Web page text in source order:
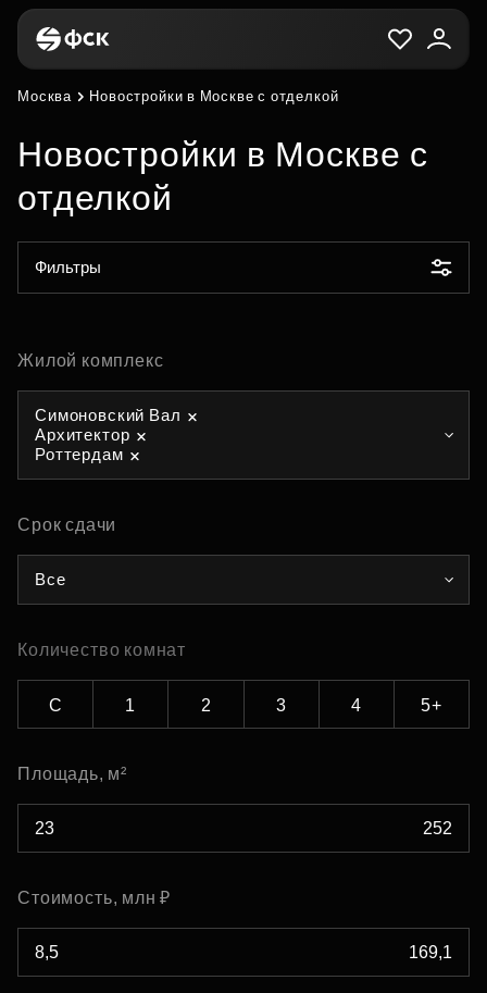
Москва Новостройки в Москве с отделкой
Новостройки в Москве с
отделкой
Фильтры
Жилой комплекс
Симоновский Вал
Архитектор
Роттердам
Срок сдачи
Все
Количество комнат
С 1 2 3 4 5+
Площадь, м²
Стоимость, млн ₽